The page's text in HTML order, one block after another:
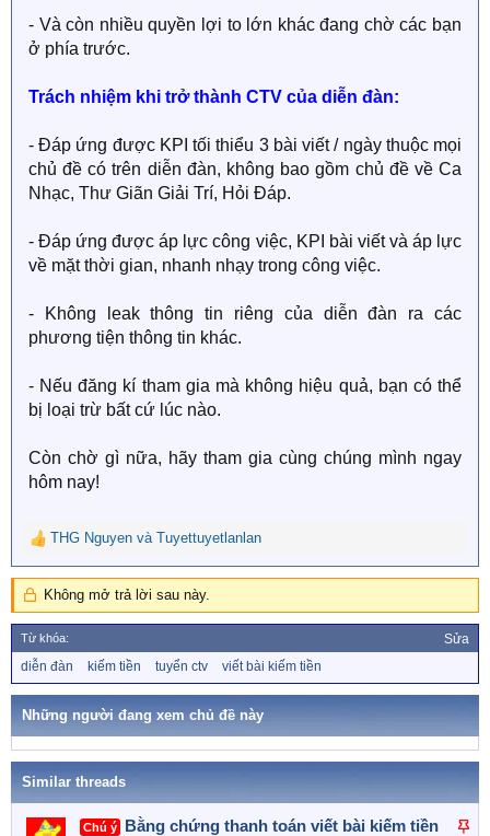
- Và còn nhiều quyền lợi to lớn khác đang chờ các bạn
ở phía trước.
Trách nhiệm khi trở thành CTV của diễn đàn:
- Đáp ứng được KPI tối thiểu 3 bài viết / ngày thuộc mọi
chủ đề có trên diễn đàn, không bao gồm chủ đề về Ca
Nhạc, Thư Giãn Giải Trí, Hỏi Đáp.
- Đáp ứng được áp lực công việc, KPI bài viết và áp lực
về mặt thời gian, nhanh nhạy trong công việc.
- Không leak thông tin riêng của diễn đàn ra các
phương tiện thông tin khác.
- Nếu đăng kí tham gia mà không hiệu quả, bạn có thể
bị loại trừ bất cứ lúc nào.
Còn chờ gì nữa, hãy tham gia cùng chúng mình ngay
hôm nay!
R
e
a
c
t
i
o
n
:
THG Nguyen và Tuyettuyetlanlan
Không mở trả lời sau này.
Từ khóa: Sửa
ừ
k
diễn đàn kiếm tiền tuyển ctv viết bài kiếm tiền
Những người đang xem chủ đề này
Similar threads
D
Chú ý
Bằng chứng thanh toán viết bài kiếm tiền